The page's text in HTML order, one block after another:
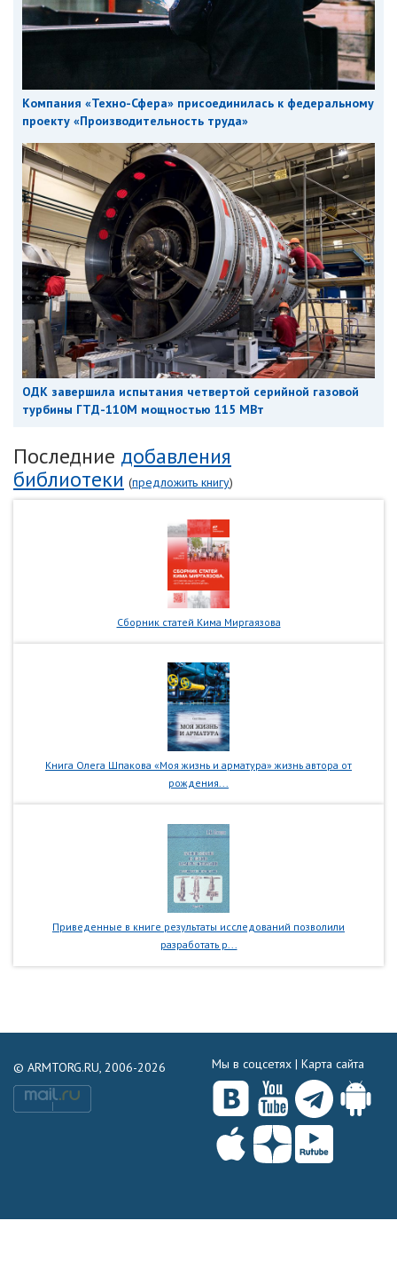
Компания «Техно-Сфера» присоединилась к федеральному
проекту «Производительность труда»
ОДК завершила испытания четвертой серийной газовой
турбины ГТД-110М мощностью 115 МВт
Последние добавления
библиотеки (предложить книгу)
Сборник статей Кима Миргаязова
Книга Олега Шпакова «Моя жизнь и арматура» жизнь автора от
рождения...
Приведенные в книге результаты исследований позволили
разработать р...
© ARMTORG.RU, 2006-2026 Мы в соцсетях | Карта сайта